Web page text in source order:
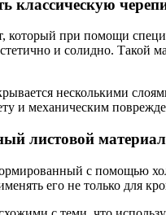
классическую
который при помощи
и солидно. Такой
несколькими
и механическим
листовой материал
с помощью
его не только для